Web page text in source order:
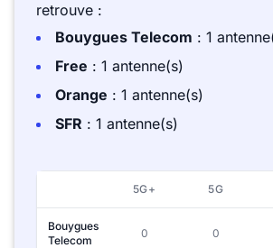
retrouve :
Bouygues Telecom : 1
Free : 1 antenne(s)
Orange : 1 antenne(s)
SFR : 1 antenne(s)
5G+ 5G
Bouygues
Telecom
0 0